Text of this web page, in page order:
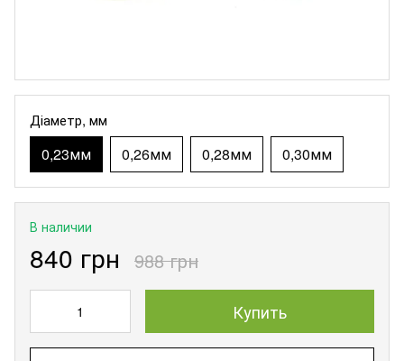
Діаметр, мм
0,23мм 0,26мм 0,28мм 0,30мм
В наличии
840 грн 988 грн
Купить